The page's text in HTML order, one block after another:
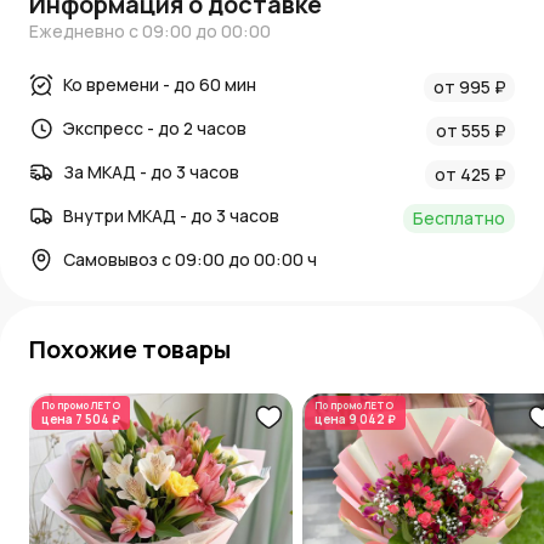
Ежедневно с 09:00 до 00:00
Ко времени - до 60 мин
от 995 ₽
Экспресс - до 2 часов
от 555 ₽
За МКАД - до 3 часов
от 425 ₽
Внутри МКАД - до 3 часов
Бесплатно
Самовывоз с 09:00 до 00:00 ч
Похожие товары
По промоЛЕТО
цена 7 504 ₽
По промоЛЕТО
цена 9 042 ₽